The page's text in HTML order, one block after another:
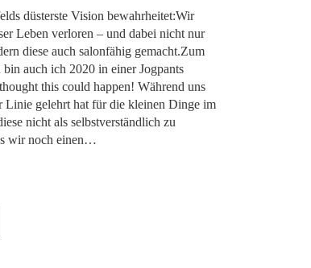
düsterste Vision bewahrheitet:Wir
Leben verloren – und dabei nicht nur
diese auch salonfähig gemacht.Zum
auch ich 2020 in einer Jogpants
this could happen! Während uns
Linie gelehrt hat für die kleinen Dinge im
nicht als selbstverständlich zu
wir noch einen…